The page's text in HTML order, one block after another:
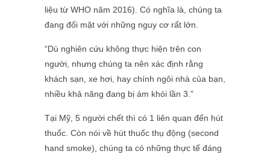
liệu từ WHO năm 2016). Có nghĩa là, chúng ta
đang đối mặt với những nguy cơ rất lớn.
“Dù nghiên cứu không thực hiện trên con
người, nhưng chúng ta nên xác định rằng
khách sạn, xe hơi, hay chính ngôi nhà của bạn,
nhiều khả năng đang bị ám khói lần 3.”
Tại Mỹ, 5 người chết thì có 1 liên quan đến hút
thuốc. Còn nói về hút thuốc thụ động (second
hand smoke), chúng ta có những thực tế đáng